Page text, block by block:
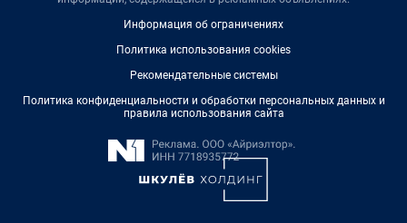
Информация об ограничениях
Политика использования cookies
Рекомендательные системы
Политика конфиденциальности и обработки персональных данных и
правила использования сайта